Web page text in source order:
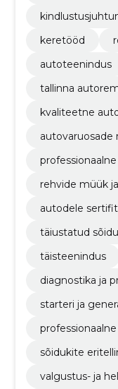
keretööd
autoteenindus
tallinna
kvaliteetne
autovaruosade
rehvide müük
autodele
täiustatud
täisteenindus
diagnostika ja
starteri ja
sõidukite
valgustus- ja